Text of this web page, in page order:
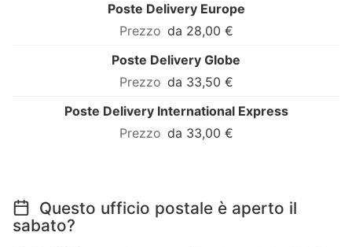
Poste Delivery Europe
da 28,00 €
Poste Delivery Globe
da 33,50 €
Poste Delivery International Express
da 33,00 €
Questo ufficio postale è aperto il
sabato?